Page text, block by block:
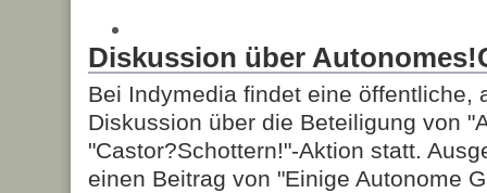
Diskussion über
Bei Indymedia findet eine öffentliche,
Diskussion über die Beteiligung von
"Castor?Schottern!"-Aktion statt.
einen Beitrag von "Einige Autonome